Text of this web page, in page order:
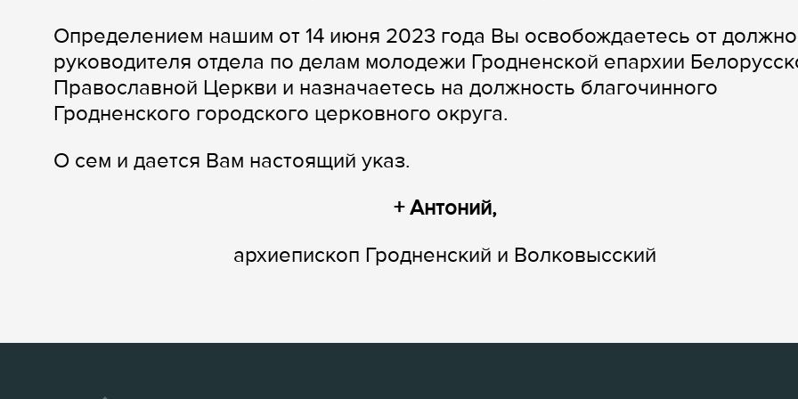
Определением нашим от 14 июня 2023 года Вы освобождаетесь от
руководителя отдела по делам молодежи Гродненской епархии
Православной Церкви и назначаетесь на должность благочинного
Гродненского городского церковного округа.
О сем и дается Вам настоящий указ.
+ Антоний,
архиепископ Гродненский и Волковысский